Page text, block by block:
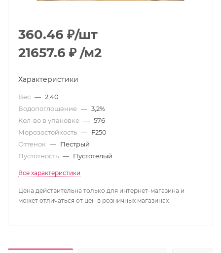
360.46 ₽/шт
21657.6 ₽ /м2
Характеристики
Вес — 2,40
Водопоглощение — 3,2%
Кол-во в упаковке — 576
Морозостойкость — F250
Оттенок — Пестрый
Пустотность — Пустотелый
Все характеристики
Цена действительна только для интернет-магазина и
может отличаться от цен в розничных магазинах